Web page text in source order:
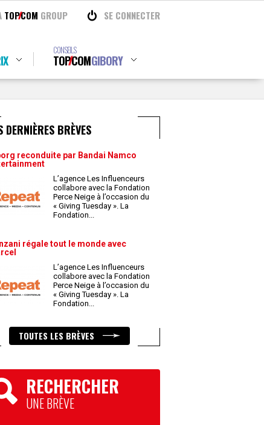
TOPCOM GROUP SE CONNECTER
CONSEILS
TOPCOMGIBORY
DERNIÈRES BRÈVES
reconduite par Bandai Namco
L’agence Les Influenceurs
collabore avec la Fondation
Perce Neige à l’occasion du
« Giving Tuesday ». La
Fondation...
régale tout le monde avec
L’agence Les Influenceurs
collabore avec la Fondation
Perce Neige à l’occasion du
« Giving Tuesday ». La
Fondation...
TOUTES LES BRÈVES
RECHERCHER
UNE BRÈVE